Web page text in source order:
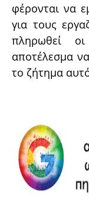
φέρονται να
για τους
πληρωθεί
αποτέλεσμα
το ζήτημα